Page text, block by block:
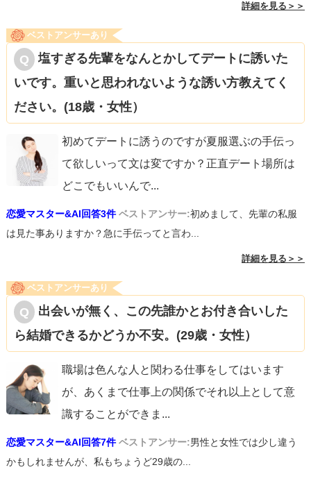
詳細を見る＞＞
ベストアンサーあり
塩すぎる先輩をなんとかしてデートに誘いた
いです。重いと思われないような誘い方教えてく
ださい。(18歳・女性）
初めてデートに誘うのですが夏服選ぶの手伝っ
て欲しいって文は変ですか？正直デート場所は
どこでもいいんで...
恋愛マスター&AI回答3件 ベストアンサー:初めまして、先輩の私服
は見た事ありますか？急に手伝ってと言わ...
詳細を見る＞＞
ベストアンサーあり
出会いが無く、この先誰かとお付き合いした
ら結婚できるかどうか不安。(29歳・女性）
職場は色んな人と関わる仕事をしてはいます
が、あくまで仕事上の関係でそれ以上として意
識することができま ...
恋愛マスター&AI回答7件 ベストアンサー:男性と女性では少し違う
かもしれませんが、私もちょうど29歳の...